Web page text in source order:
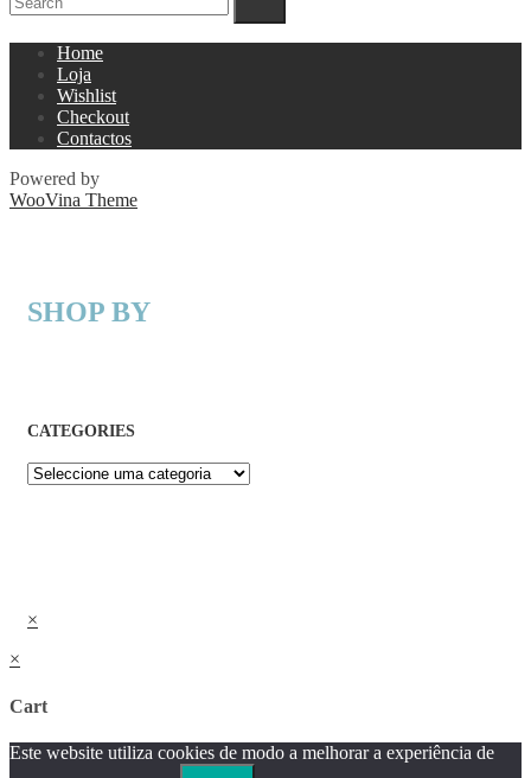
Home
Loja
Wishlist
Checkout
Contactos
Powered by
WooVina Theme
SHOP BY
CATEGORIES
×
×
Cart
Este website utiliza cookies de modo a melhorar a experiência de